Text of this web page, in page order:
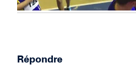
Répondre